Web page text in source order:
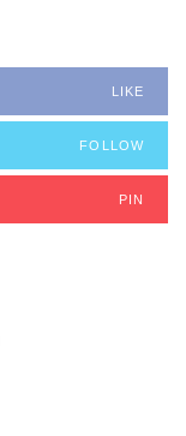
LIKE
FOLLOW
PIN